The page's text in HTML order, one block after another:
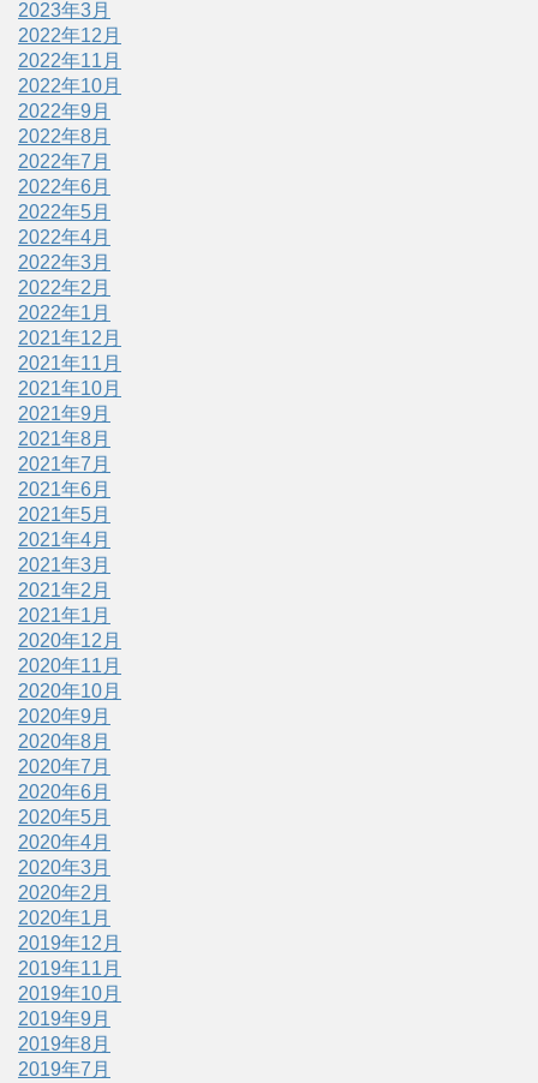
2023年3月
2022年12月
2022年11月
2022年10月
2022年9月
2022年8月
2022年7月
2022年6月
2022年5月
2022年4月
2022年3月
2022年2月
2022年1月
2021年12月
2021年11月
2021年10月
2021年9月
2021年8月
2021年7月
2021年6月
2021年5月
2021年4月
2021年3月
2021年2月
2021年1月
2020年12月
2020年11月
2020年10月
2020年9月
2020年8月
2020年7月
2020年6月
2020年5月
2020年4月
2020年3月
2020年2月
2020年1月
2019年12月
2019年11月
2019年10月
2019年9月
2019年8月
2019年7月